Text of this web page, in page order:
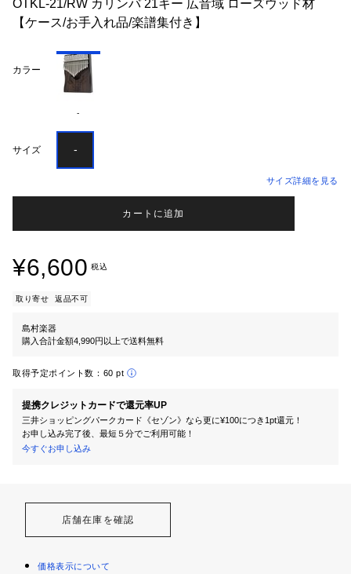
OTKL-21/RW カリンバ 21キー 広音域 ローズウッド材
【ケース/お手入れ品/楽譜集付き】
カラー
-
サイズ -
サイズ詳細を見る
カートに追加
¥6,600 税込
取り寄せ 返品不可
島村楽器
購入合計金額4,990円以上で送料無料
取得予定ポイント数： 60 pt
提携クレジットカードで還元率UP
三井ショッピングパークカード《セゾン》なら更に¥100につき1pt還元！
お申し込み完了後、最短５分でご利用可能！
今すぐお申し込み
店舗在庫を確認
価格表示について